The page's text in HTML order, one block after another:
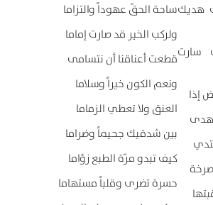
ساحة الحقّ عهوداً والتزاما
ولركب الخير قد صارت إماما
قطعت أعناقنا أن نتسامى
ونعم الكون خيراً وسلاما
العنق ولا تعطي الزماما
بين شدقيك جحيماً وضراما
كيف تبدو مرّة الطبع زؤاما
حسرة تضرى وقلباً مستهاما
هديك
سارت
إذا
هدى
صرخة